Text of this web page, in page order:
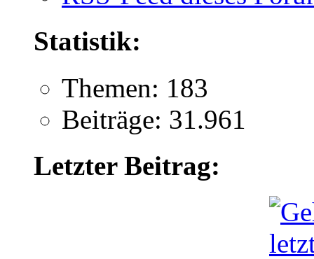
Statistik:
Themen: 183
Beiträge: 31.961
Letzter Beitrag: